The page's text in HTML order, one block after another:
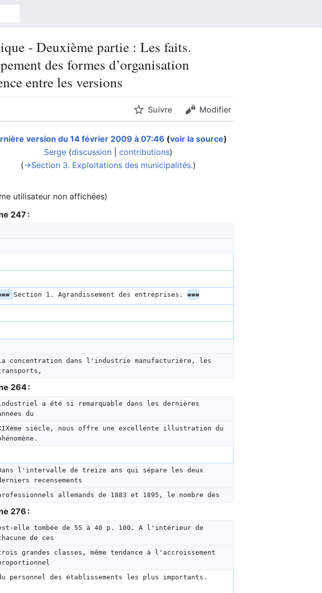
- Deuxième partie : Les faits.
des formes d’organisation
entre les versions
Suivre Modifier
version du 14 février 2009 à 07:46 (voir la source)
Serge (discussion| contributions)
(→‎Section 3. Exploitations des municipalités.)
utilisateur non affichées)
247 :
Section 1. Agrandissement des entreprises. ===
concentration dans l'industrie manufacturière, les
264 :
a été si remarquable dans les dernières
du
siècle, nous offre une excellente illustration du
l'intervalle de treize ans qui sépare les deux
recensements
allemands de 1883 et 1895, le nombre des
276 :
elle tombée de 55 à 40 p. 100. A l'intérieur de
de ces
grandes classes, même tendance à l'accroissement
personnel des établissements les plus importants.